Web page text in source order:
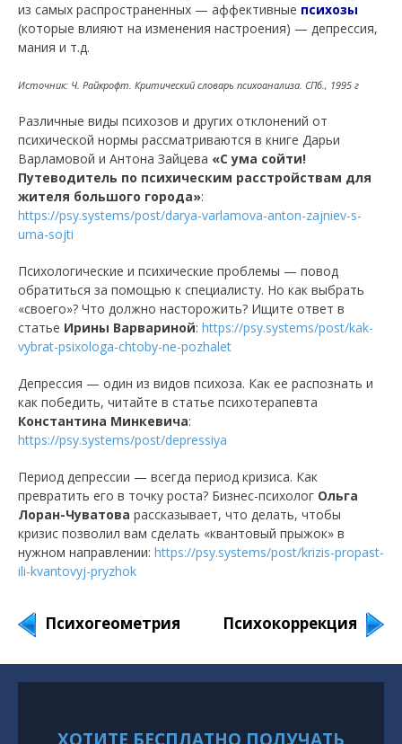
из самых распространенных — аффективные психозы
(которые влияют на изменения настроения) — депрессия,
мания и т.д.
Источник: Ч. Райкрофт. Критический словарь психоанализа. СПб., 1995 г
Различные виды психозов и других отклонений от
психической нормы рассматриваются в книге Дарьи
Варламовой и Антона Зайцева «С ума сойти!
Путеводитель по психическим расстройствам для
жителя большого города»:
https://psy.systems/post/darya-varlamova-anton-zajniev-s-
uma-sojti
Психологические и психические проблемы — повод
обратиться за помощью к специалисту. Но как выбрать
«своего»? Что должно насторожить? Ищите ответ в
статье Ирины Варвариной: https://psy.systems/post/kak-
vybrat-psixologa-chtoby-ne-pozhalet
Депрессия — один из видов психоза. Как ее распознать и
как победить, читайте в статье психотерапевта
Константина Минкевича:
https://psy.systems/post/depressiya
Период депрессии — всегда период кризиса. Как
превратить его в точку роста? Бизнес-психолог Ольга
Лоран-Чуватова рассказывает, что делать, чтобы
кризис позволил вам сделать «квантовый прыжок» в
нужном направлении: https://psy.systems/post/krizis-propast-
ili-kvantovyj-pryzhok
Психогеометрия Психокоррекция